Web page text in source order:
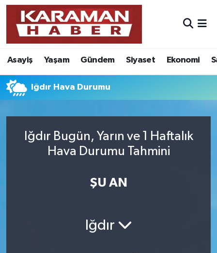
Asayiş Yaşam Gündem Siyaset Ekonomi
Iğdır Hava Durumu
Iğdır Bugün, Yarın ve 1 Haftalık
Hava Durumu Tahmini
ŞU AN
Iğdır
Asayiş
Bilim - Teknoloji
Eğitim
Foto Galeri
Nöbetçi Eczaneler
Hava Durumu
Karaman Namaz Vakitleri
Süper Lig Puan Durumu ve Fikstür
Son Dakika Haberleri